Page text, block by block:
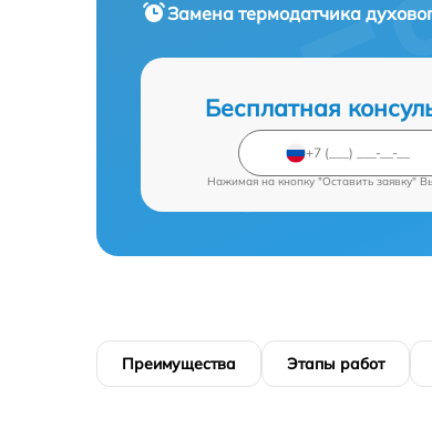
Замена термодатчика
Бесплатная
Нажимая на кнопку "Оставить заявку"
Преимущества Этапы работ